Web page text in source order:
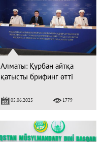
Алматы: Құрбан айтқа
қатысты брифинг өтті
05.06.2025 1779